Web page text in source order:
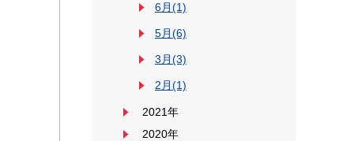
6月(1)
5月(6)
3月(3)
2月(1)
2021年
2020年